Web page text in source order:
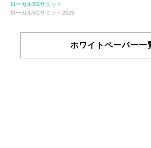
ローカル5Gサミット
ローカル5Gサミット2025
ホワイトペーパー一